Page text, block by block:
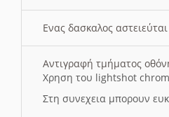
Ενας δασκαλος
Αντιγραφή τμήματος
Χρηση του lightshot
Στη συνεχεια μπορουν